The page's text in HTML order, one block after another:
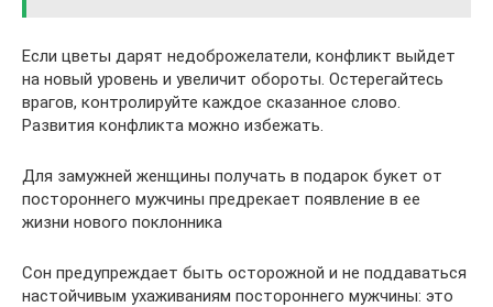
Если цветы дарят недоброжелатели, конфликт выйдет
на новый уровень и увеличит обороты. Остерегайтесь
врагов, контролируйте каждое сказанное слово.
Развития конфликта можно избежать.
Для замужней женщины получать в подарок букет от
постороннего мужчины предрекает появление в ее
жизни нового поклонника
Сон предупреждает быть осторожной и не поддаваться
настойчивым ухаживаниям постороннего мужчины: это